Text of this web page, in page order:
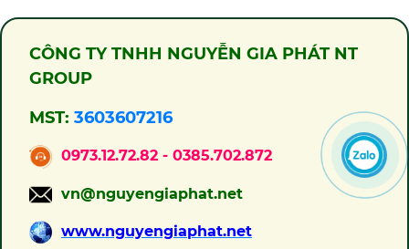
CÔNG TY TNHH NGUYỄN GIA PHÁT NT
GROUP
MST: 3603607216
0973.12.72.82 - 0385.702.872
vn@nguyengiaphat.net
www.nguyengiaphat.net